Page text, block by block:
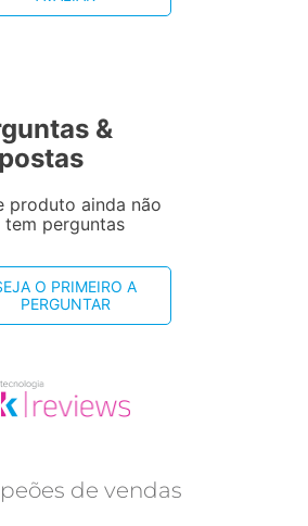
&
produto ainda não
tem perguntas
O PRIMEIRO A
PERGUNTAR
de vendas